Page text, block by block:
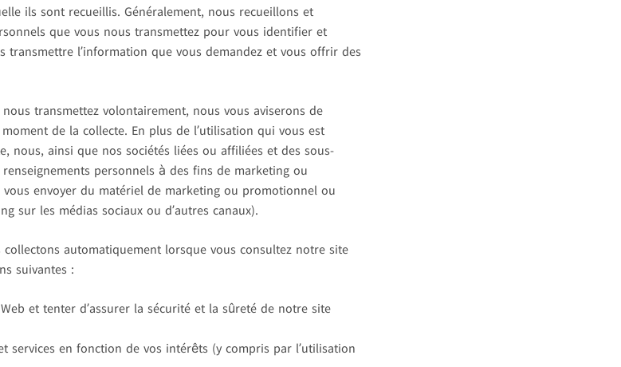
ils sont recueillis. Généralement, nous recueillons et
que vous nous transmettez pour vous identifier et
transmettre l’information que vous demandez et vous offrir des
transmettez volontairement, nous vous aviserons de
de la collecte. En plus de l’utilisation qui vous est
nous, ainsi que nos sociétés liées ou affiliées et des sous-
personnels à des fins de marketing ou
envoyer du matériel de marketing ou promotionnel ou
sur les médias sociaux ou d’autres canaux).
automatiquement lorsque vous consultez notre site
suivantes :
et tenter d’assurer la sécurité et la sûreté de notre site
services en fonction de vos intérêts (y compris par l’utilisation